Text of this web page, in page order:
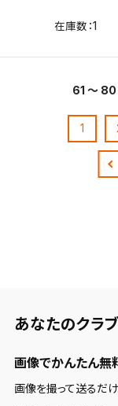
1
61 ～ 80
1
あなたのクラブ
画像でかんたん無
画像を撮って送るだけ